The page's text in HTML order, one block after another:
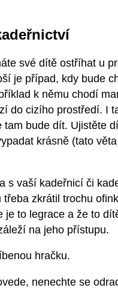
své dítě ostříhat u
je případ, kdy bude
k němu chodí
do cizího prostředí. I
bude dít. Ujistěte
krásně (tato
s vaší kadeřnicí či
třeba zkrátil trochu
to legrace a že to
na jeho přístupu.
hračku.
nenechte se